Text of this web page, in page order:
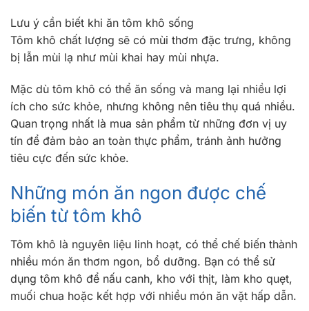
Lưu ý cần biết khi ăn tôm khô sống
Tôm khô chất lượng sẽ có mùi thơm đặc trưng, không
bị lẫn mùi lạ như mùi khai hay mùi nhựa.
Mặc dù tôm khô có thể ăn sống và mang lại nhiều lợi
ích cho sức khỏe, nhưng không nên tiêu thụ quá nhiều.
Quan trọng nhất là mua sản phẩm từ những đơn vị uy
tín để đảm bảo an toàn thực phẩm, tránh ảnh hưởng
tiêu cực đến sức khỏe.
Những món ăn ngon được chế
biến từ tôm khô
Tôm khô là nguyên liệu linh hoạt, có thể chế biến thành
nhiều món ăn thơm ngon, bổ dưỡng. Bạn có thể sử
dụng tôm khô để nấu canh, kho với thịt, làm kho quẹt,
muối chua hoặc kết hợp với nhiều món ăn vặt hấp dẫn.